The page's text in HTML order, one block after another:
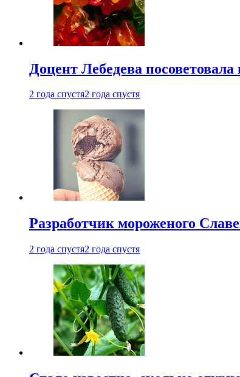
Доцент Лебедева
2 года спустя2 года спустя
Разработчик мороженого
2 года спустя2 года спустя